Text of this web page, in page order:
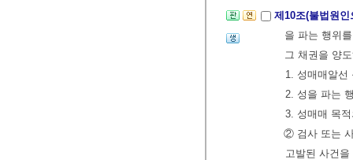
제10조(불법원
을 파는 행위
그 채권을 양
1. 성매매알선
2. 성을 파는
3. 성매매 목
② 검사 또는
고발된 사건